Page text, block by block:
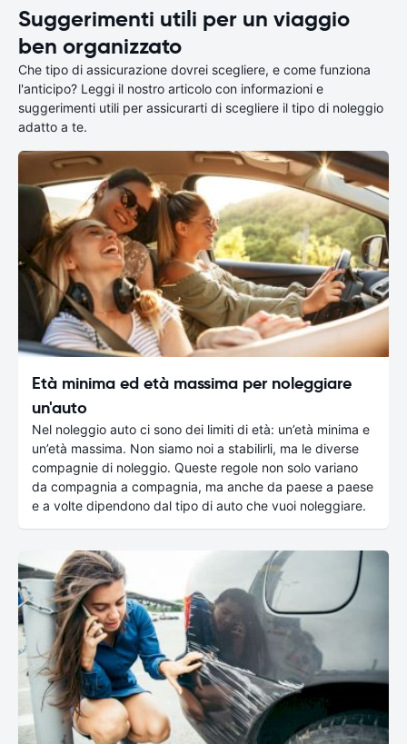
Suggerimenti utili per un viaggio
ben organizzato
Che tipo di assicurazione dovrei scegliere, e come funziona
l'anticipo? Leggi il nostro articolo con informazioni e
suggerimenti utili per assicurarti di scegliere il tipo di noleggio
adatto a te.
Età minima ed età massima per noleggiare
un'auto
Nel noleggio auto ci sono dei limiti di età: un’età minima e
un’età massima. Non siamo noi a stabilirli, ma le diverse
compagnie di noleggio. Queste regole non solo variano
da compagnia a compagnia, ma anche da paese a paese
e a volte dipendono dal tipo di auto che vuoi noleggiare.